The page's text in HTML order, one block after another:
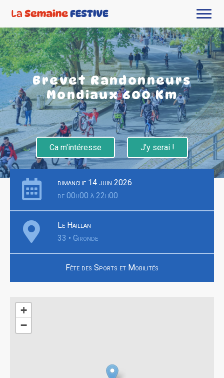
Brevet Randonneurs
Mondiaux 600 Km
Ca m'intéresse J'y serai !
dimanche 14 juin 2026
de 00h00 à 22h00
Le Haillan
33 • Gironde
Fête des Sports et Mobilités
+
−